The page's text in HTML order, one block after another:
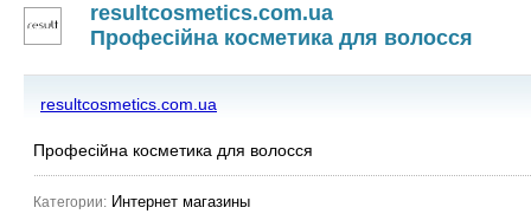
resultcosmetics.com.ua
Професійна косметика для волосся
resultcosmetics.com.ua
Професійна косметика для волосся
Категории: Интернет магазины